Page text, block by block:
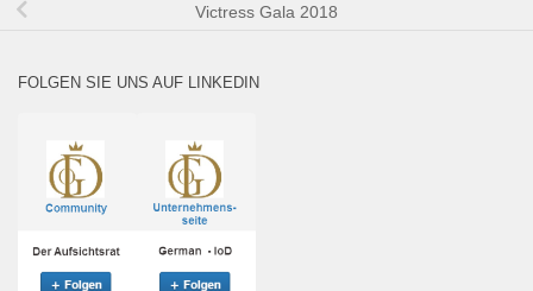
Victress Gala 2018
FOLGEN SIE UNS AUF LINKEDIN